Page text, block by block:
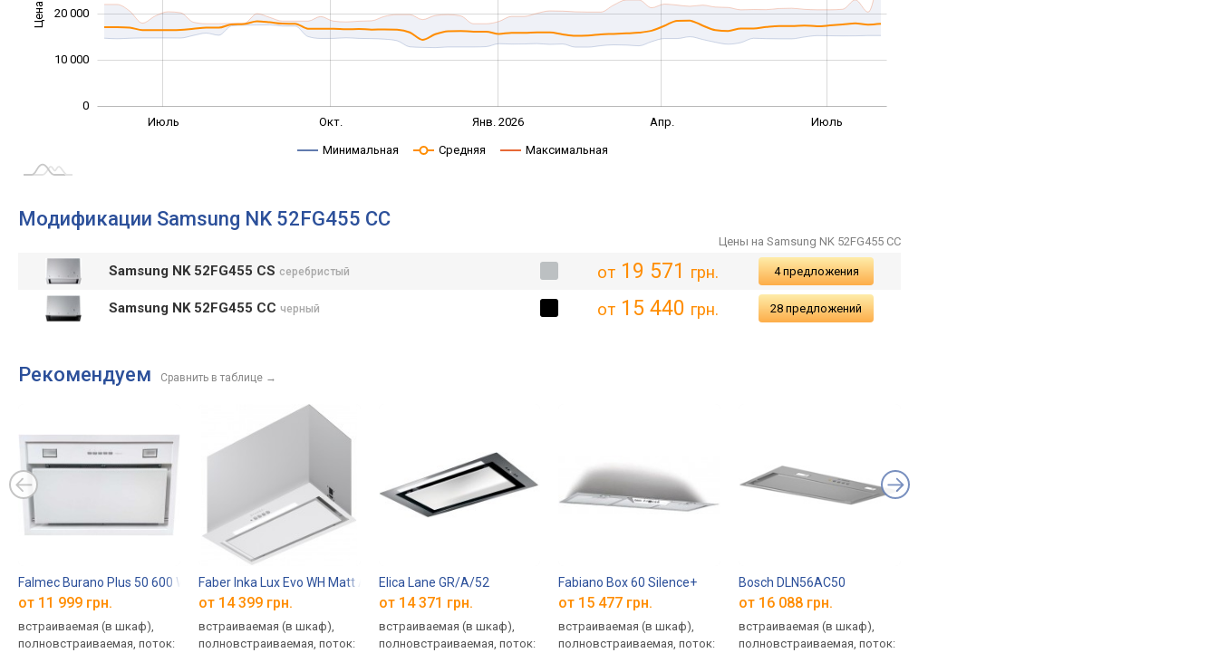
Цена 10 000
0
10 000
20 000
Июль Окт. Янв. 2026 Июль
Апр.
Минимальная Средняя Максимальная
Модификации Samsung NK 52FG455 CC
Цены на Samsung NK 52FG455 CC
Samsung NK 52FG455 CS серебристый от19 571 грн. 4 предложения
Samsung NK 52FG455 CC черный от15 440 грн. 28 предложений
Рекомендуем Сравнить в таблице →
Falmec Burano Plus 50 600 WH
от 11 999 грн.
встраиваемая (в шкаф),
полновстраиваемая, поток:
Faber Inka Lux Evo WH Matt A52
от 14 399 грн.
встраиваемая (в шкаф),
полновстраиваемая, поток:
Elica Lane GR/A/52
от 14 371 грн.
встраиваемая (в шкаф),
полновстраиваемая, поток:
Fabiano Box 60 Silence+
от 15 477 грн.
встраиваемая (в шкаф),
полновстраиваемая, поток:
Bosch DLN56AC50
от 16 088 грн.
встраиваемая (в шкаф),
полновстраиваемая, поток: